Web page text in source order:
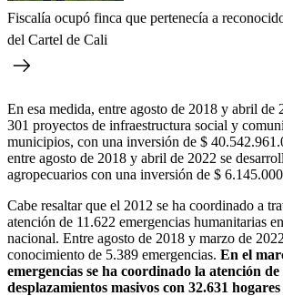
Fiscalía ocupó finca que pertenecía a
del Cartel de Cali
En esa medida, entre agosto de 2018 y abril de
301 proyectos de infraestructura social y
municipios, con una inversión de $
entre agosto de 2018 y abril de 2022 se
agropecuarios con una inversión de $
Cabe resaltar que el 2012 se ha coordinado a
atención de 11.622 emergencias humanitarias
nacional. Entre agosto de 2018 y marzo de
conocimiento de 5.389 emergencias. En el
emergencias se ha coordinado la atención de
desplazamientos masivos con 32.631